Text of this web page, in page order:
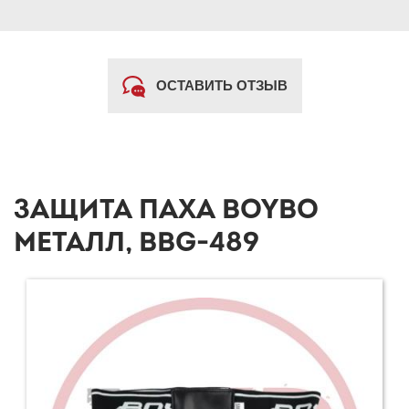
ОСТАВИТЬ ОТЗЫВ
ЗАЩИТА ПАХА BOYBO
МЕТАЛЛ, BBG-489